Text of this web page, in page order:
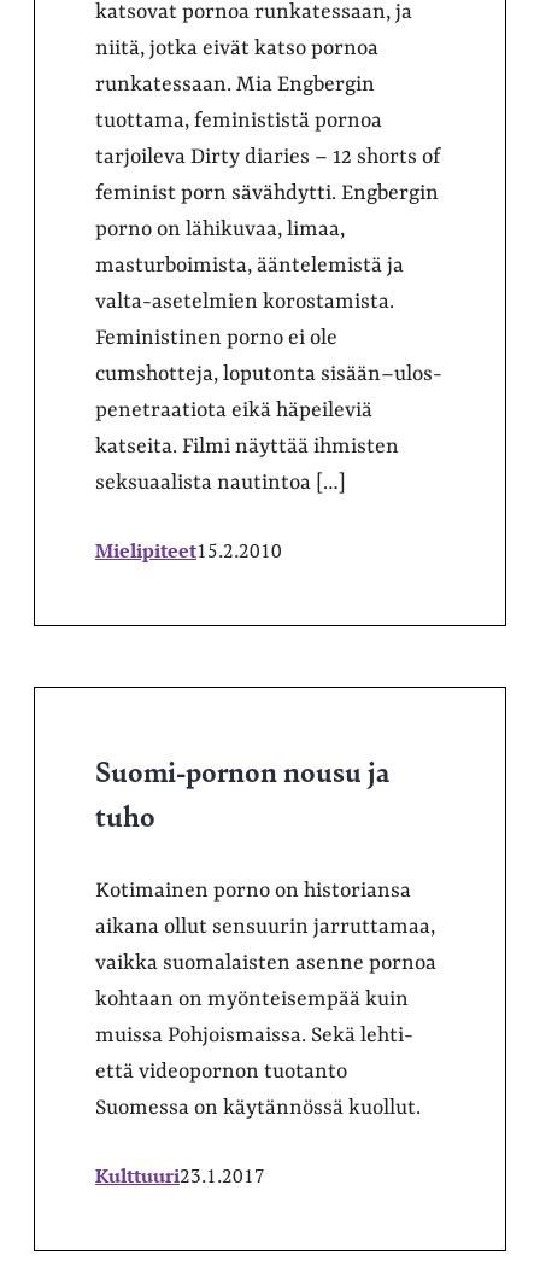
katsovat pornoa runkatessaan, ja
niitä, jotka eivät katso pornoa
runkatessaan. Mia Engbergin
tuottama, feminististä pornoa
tarjoileva Dirty diaries – 12 shorts of
feminist porn sävähdytti. Engbergin
porno on lähikuvaa, limaa,
masturboimista, ääntelemistä ja
valta-asetelmien korostamista.
Feministinen porno ei ole
cumshotteja, loputonta sisään–ulos-
penetraatiota eikä häpeileviä
katseita. Filmi näyttää ihmisten
seksuaalista nautintoa […]
Mielipiteet15.2.2010
Suomi-pornon nousu ja
tuho
Kotimainen porno on historiansa
aikana ollut sensuurin jarruttamaa,
vaikka suomalaisten asenne pornoa
kohtaan on myönteisempää kuin
muissa Pohjoismaissa. Sekä lehti-
että videopornon tuotanto
Suomessa on käytännössä kuollut.
Kulttuuri23.1.2017